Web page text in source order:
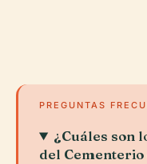
PREGUNTAS
¿Cuáles son
del